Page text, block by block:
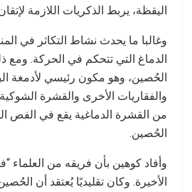
اليقظة، يربط الذكريات اللازمة
وغالبا ما يحدث نشاط التكاثر في
الدماغ التي تتحكم في الحركة.
الحُصين، وهو مكون رئيسي لأدمغة
والفقاريات الأخرى والقشرة
من القشرة الدماغية يقع في الفص
الحُصين.
وأفاد كوهين بأن فريقه من العلماء
الأخيرة. وكان تقليديًا يُعتقد أن